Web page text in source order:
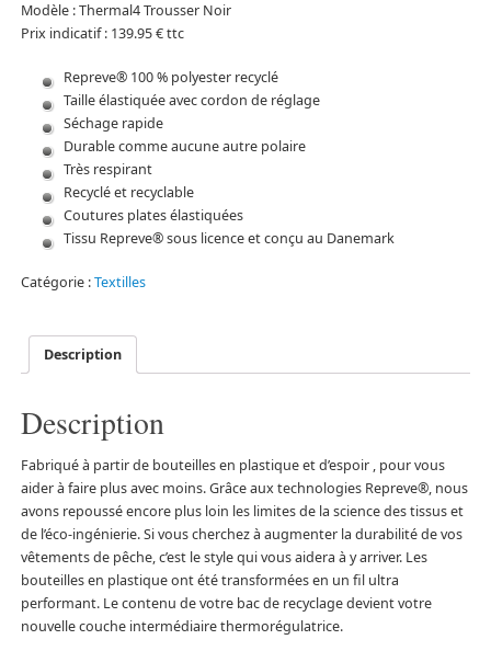
Modèle : Thermal4 Trousser Noir
Prix indicatif : 139.95 € ttc
Repreve® 100 % polyester recyclé
Taille élastiquée avec cordon de réglage
Séchage rapide
Durable comme aucune autre polaire
Très respirant
Recyclé et recyclable
Coutures plates élastiquées
Tissu Repreve® sous licence et conçu au Danemark
Catégorie :Textilles
Description
Description
Fabriqué à partir de bouteilles en plastique et d’espoir , pour vous
aider à faire plus avec moins. Grâce aux technologies Repreve®, nous
avons repoussé encore plus loin les limites de la science des tissus et
de l’éco-ingénierie. Si vous cherchez à augmenter la durabilité de vos
vêtements de pêche, c’est le style qui vous aidera à y arriver. Les
bouteilles en plastique ont été transformées en un fil ultra
performant. Le contenu de votre bac de recyclage devient votre
nouvelle couche intermédiaire thermorégulatrice.